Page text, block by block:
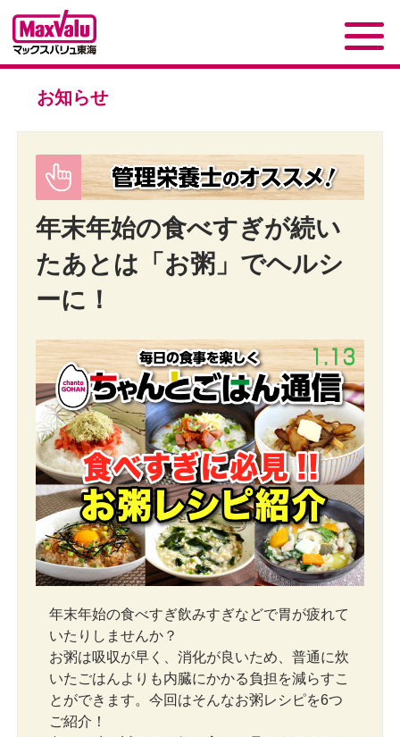
お知らせ
年末年始の食べすぎが続い
たあとは「お粥」でヘルシ
ーに！
年末年始の食べすぎ飲みすぎなどで胃が疲れて
いたりしませんか？
お粥は吸収が早く、消化が良いため、普通に炊
いたごはんよりも内臓にかかる負担を減らすこ
とができます。今回はそんなお粥レシピを6つ
ご紹介！